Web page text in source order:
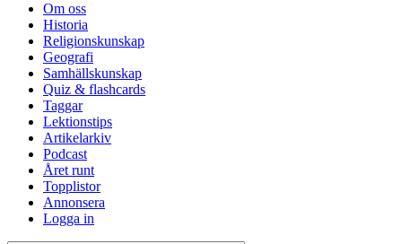
Om oss
Historia
Religionskunskap
Geografi
Samhällskunskap
Quiz & flashcards
Taggar
Lektionstips
Artikelarkiv
Podcast
Året runt
Topplistor
Annonsera
Logga in